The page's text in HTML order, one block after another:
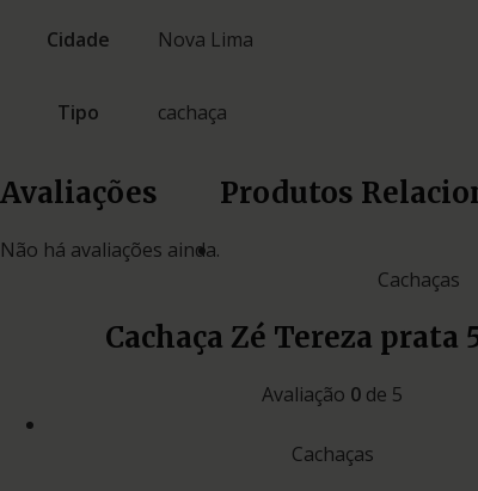
Cidade Nova Lima
Tipo cachaça
Avaliações
Não há avaliações ainda.
Produtos
Cachaças
Cachaça Zé Tereza prata
Avaliação 0 de 5
Cachaças